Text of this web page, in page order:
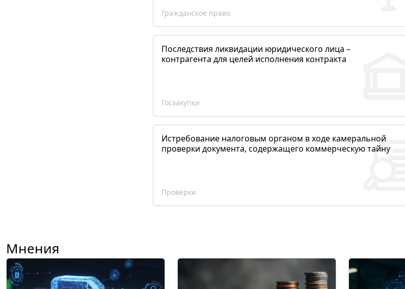
Гражданское право
Последствия ликвидации юридического лица –
контрагента для целей исполнения контракта
Госзакупки
Истребование налоговым органом в ходе камеральной
проверки документа, содержащего коммерческую тайну
Проверки
Мнения